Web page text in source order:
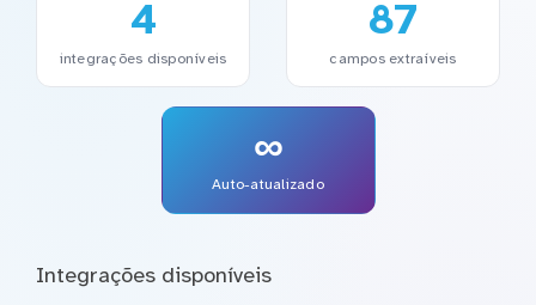
4
integrações disponíveis
87
campos extraíveis
∞
Auto-atualizado
Integrações disponíveis